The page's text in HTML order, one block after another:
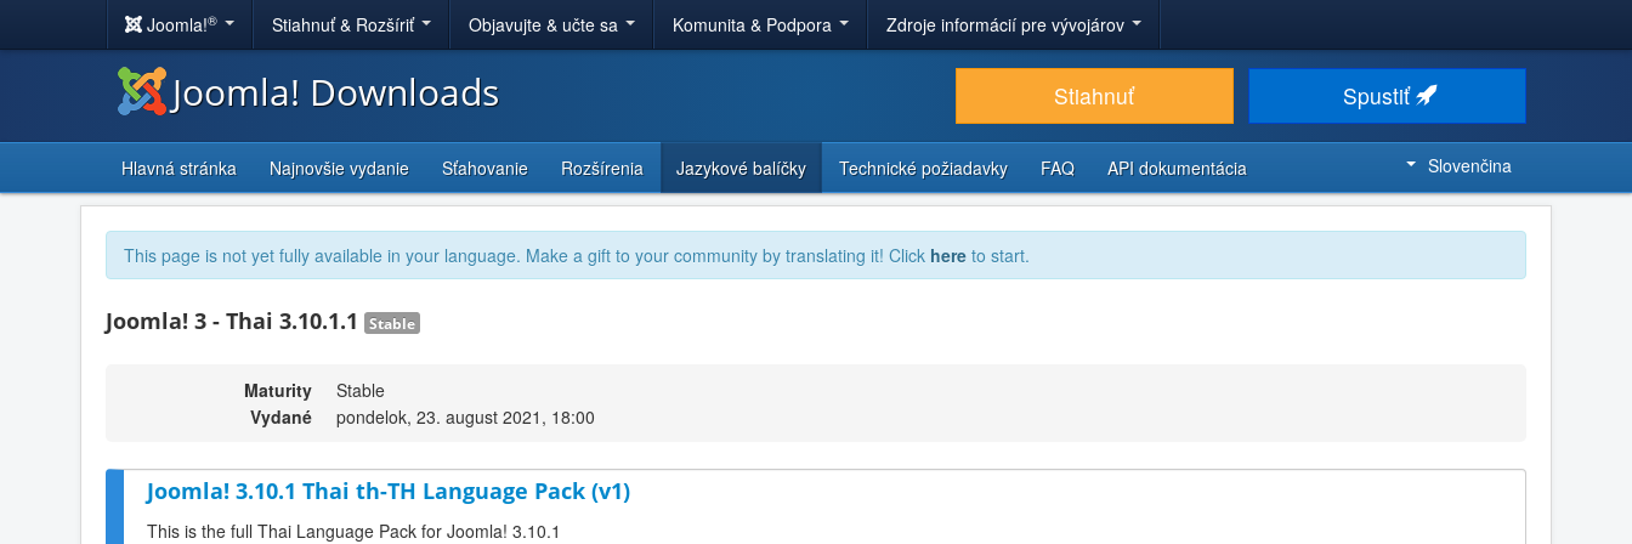
Joomla!® Stiahnuť & Rozšíriť Objavujte & učte sa Komunita & Podpora Zdroje informácií pre vývojárov
Joomla! Downloads Stiahnuť Spustiť
Hlavná stránka Najnovšie vydanie Sťahovanie Rozšírenia Jazykové balíčky Technické požiadavky FAQ API dokumentácia Slovenčina
This page is not yet fully available in your language. Make a gift to your community by translating it! Click here to start.
Joomla! 3 - Thai 3.10.1.1 Stable
Maturity
Stable
Vydané
pondelok, 23. august 2021, 18:00
Joomla! 3.10.1 Thai th-TH Language Pack (v1)
This is the full Thai Language Pack for Joomla! 3.10.1